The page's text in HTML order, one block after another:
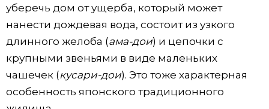
уберечь дом от ущерба, который может
нанести дождевая вода, состоит из узкого
длинного желоба (ама-дои) и цепочки с
крупными звеньями в виде маленьких
чашечек (кусари-дои). Это тоже характерная
особенность японского традиционного